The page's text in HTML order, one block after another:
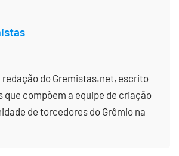
redação do Gremistas.net, escrito
que compõem a equipe de criação
de torcedores do Grêmio na